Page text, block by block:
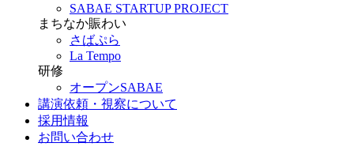
SABAE STARTUP PROJECT
まちなか賑わい
さばぷら
La Tempo
研修
オープンSABAE
講演依頼・視察について
採用情報
お問い合わせ